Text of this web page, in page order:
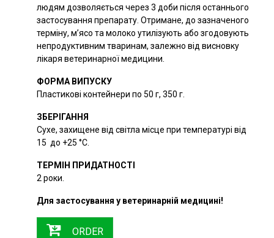
людям дозволяється через 3 доби після останнього
застосування препарату. Отримане, до зазначеного
терміну, м’ясо та молоко утилізують або згодовують
непродуктивним тваринам, залежно від висновку
лікаря ветеринарної медицини.
ФОРМА ВИПУСКУ
Пластикові контейнери по 50 г, 350 г.
ЗБЕРІГАННЯ
Сухе, захищене від світла місце при температурі від
15 до +25 °C.
ТЕРМІН ПРИДАТНОСТІ
2 роки.
Для застосування у ветеринарній медицині!
ORDER